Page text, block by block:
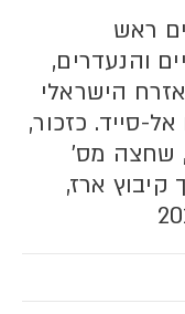
ראש
והנעדרים,
הישראלי
סייד. כזכור,
שחצה מס'
ארז,